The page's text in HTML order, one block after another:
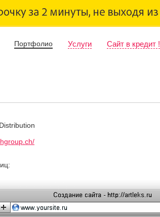
Портфолио Услуги Сайт в кредит !